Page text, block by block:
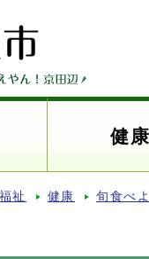
健
祉 健康 旬食べ